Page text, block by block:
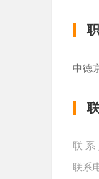
中徳
联 系
联系